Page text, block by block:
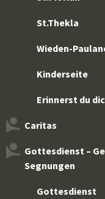
St.Thekla
Wieden-
Kinderseite
Erinnerst du
Caritas
Gottesdienst –
Segnungen
Gottesdienst